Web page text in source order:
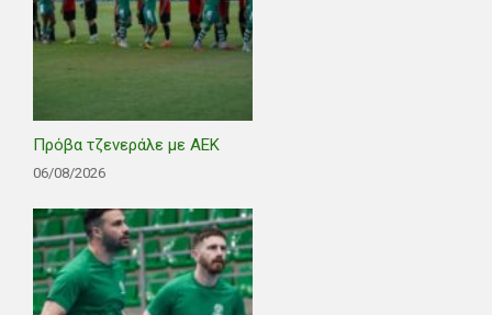
Πρόβα τζενεράλε με ΑΕΚ
06/08/2026